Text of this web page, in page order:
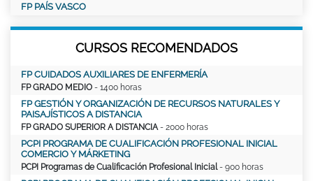
FP PAÍS VASCO
CURSOS RECOMENDADOS
FP CUIDADOS AUXILIARES DE ENFERMERÍA
FP GRADO MEDIO - 1400 horas
FP GESTIÓN Y ORGANIZACIÓN DE RECURSOS NATURALES Y
PAISAJÍSTICOS A DISTANCIA
FP GRADO SUPERIOR A DISTANCIA - 2000 horas
PCPI PROGRAMA DE CUALIFICACIÓN PROFESIONAL INICIAL
COMERCIO Y MÁRKETING
PCPI Programas de Cualificación Profesional Inicial- 900 horas